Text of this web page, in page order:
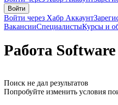
Войти
Войти через Хабр Аккаунт
ВакансииСпециалистыКурсы и
Работа
Поиск не дал результатов
Попробуйте изменить условия